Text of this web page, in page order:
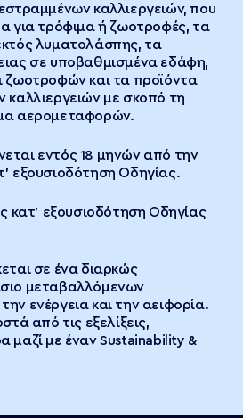
καλλιεργειών, που
για τρόφιμα ή ζωοτροφές, τα
λυματολάσπης, τα
σε υποβαθμισμένα εδάφη,
ζωοτροφών και τα προϊόντα
καλλιεργειών με σκοπό τη
αερομεταφορών.
εντός 18 μηνών από την
εξουσιοδότηση Οδηγίας.
κατ’ εξουσιοδότηση Οδηγίας
σε ένα διαρκώς
μεταβαλλόμενων
ενέργεια και την αειφορία.
από τις εξελίξεις,
μαζί με έναν Sustainability &